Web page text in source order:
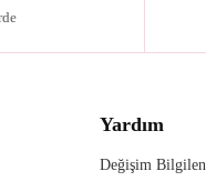
Yardım
Değişim